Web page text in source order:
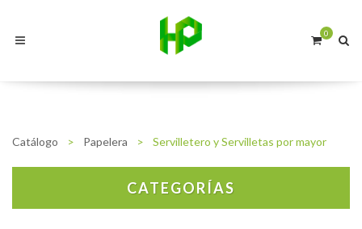
0
Catálogo > Papelera > Servilletero y Servilletas por mayor
CATEGORÍAS